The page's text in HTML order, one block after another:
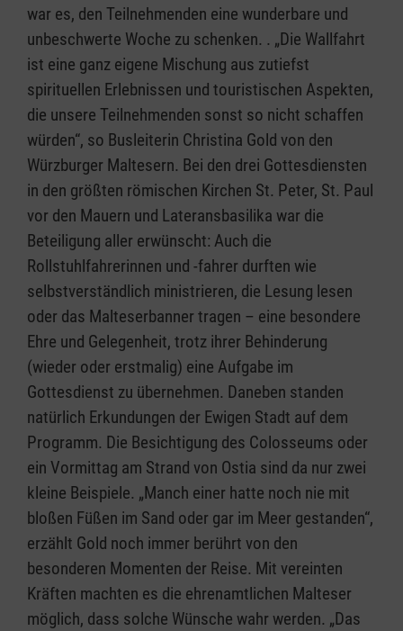
war es, den Teilnehmenden eine wunderbare und
unbeschwerte Woche zu schenken. . „Die Wallfahrt
ist eine ganz eigene Mischung aus zutiefst
spirituellen Erlebnissen und touristischen Aspekten,
die unsere Teilnehmenden sonst so nicht schaffen
würden“, so Busleiterin Christina Gold von den
Würzburger Maltesern. Bei den drei Gottesdiensten
in den größten römischen Kirchen St. Peter, St. Paul
vor den Mauern und Lateransbasilika war die
Beteiligung aller erwünscht: Auch die
Rollstuhlfahrerinnen und -fahrer durften wie
selbstverständlich ministrieren, die Lesung lesen
oder das Malteserbanner tragen – eine besondere
Ehre und Gelegenheit, trotz ihrer Behinderung
(wieder oder erstmalig) eine Aufgabe im
Gottesdienst zu übernehmen. Daneben standen
natürlich Erkundungen der Ewigen Stadt auf dem
Programm. Die Besichtigung des Colosseums oder
ein Vormittag am Strand von Ostia sind da nur zwei
kleine Beispiele. „Manch einer hatte noch nie mit
bloßen Füßen im Sand oder gar im Meer gestanden“,
erzählt Gold noch immer berührt von den
besonderen Momenten der Reise. Mit vereinten
Kräften machten es die ehrenamtlichen Malteser
möglich, dass solche Wünsche wahr werden. „Das